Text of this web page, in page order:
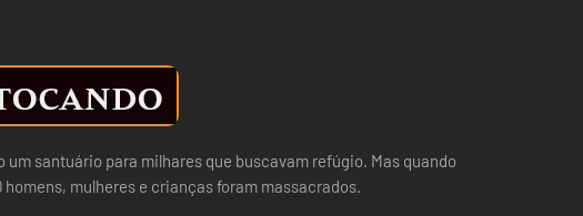
santuário para milhares que buscavam refúgio. Mas quando
mulheres e crianças foram massacrados.